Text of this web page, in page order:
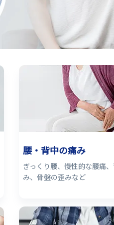
腰・背中の痛み
ぎっくり腰、慢性的な腰痛
み、骨盤の歪みなど